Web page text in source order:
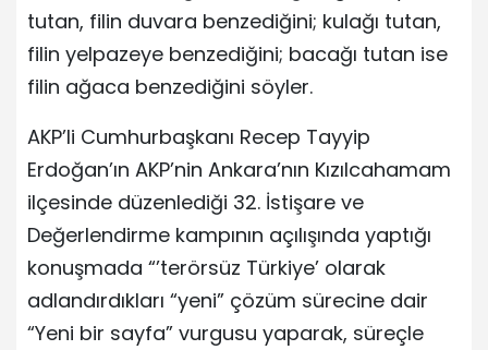
tutan, filin duvara benzediğini; kulağı tutan,
filin yelpazeye benzediğini; bacağı tutan ise
filin ağaca benzediğini söyler.
AKP’li Cumhurbaşkanı Recep Tayyip
Erdoğan’ın AKP’nin Ankara’nın Kızılcahamam
ilçesinde düzenlediği 32. İstişare ve
Değerlendirme kampının açılışında yaptığı
konuşmada “’terörsüz Türkiye’ olarak
adlandırdıkları “yeni” çözüm sürecine dair
“Yeni bir sayfa” vurgusu yaparak, süreçle